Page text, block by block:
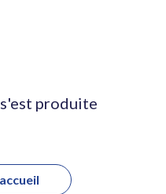
produite